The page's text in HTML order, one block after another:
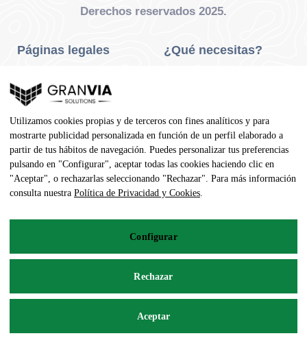
Derechos reservados 2025.
Páginas legales
Privacidad Y Cookies
Aviso Legal
Condiciones De Compra
Contacto
¿Qué necesitas?
Neumáticos Agrícola
Dirección
pedidos@neumaticoecologico.com
De Lunes a Viernes: 08:30 – 14:00 16:00 – 19:00
Sábados: 09:00 – 13:00
Utilizamos cookies propias y de terceros con fines analíticos y para
mostrarte publicidad personalizada en función de un perfil elaborado a
partir de tus hábitos de navegación. Puedes personalizar tus preferencias
pulsando en "Configurar", aceptar todas las cookies haciendo clic en
"Aceptar", o rechazarlas seleccionando "Rechazar". Para más información
consulta nuestra Política de Privacidad y Cookies.
Configurar
Rechazar
Aceptar